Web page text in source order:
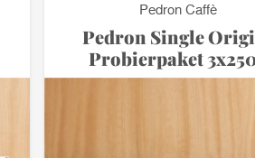
Pedron Caffè
Pedron Single
Probierpaket